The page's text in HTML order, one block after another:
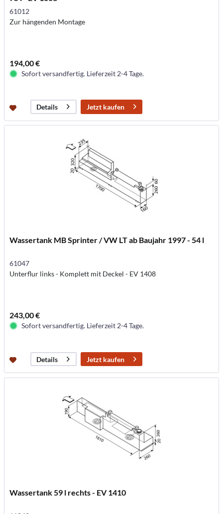
61012
Zur hängenden Montage
194,00 €
Sofort versandfertig. Lieferzeit 2-4 Tage.
Details Jetzt kaufen
Wassertank MB Sprinter / VW LT ab Baujahr 1997 - 54 l
61047
Unterflur links - Komplett mit Deckel - EV 1408
243,00 €
Sofort versandfertig. Lieferzeit 2-4 Tage.
Details Jetzt kaufen
Wassertank 59 l rechts - EV 1410